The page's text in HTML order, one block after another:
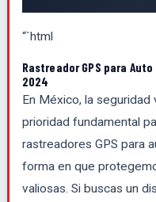
“`html
Rastreador GPS para
2024
En México, la seguridad
prioridad fundamental
rastreadores GPS para
forma en que
valiosas. Si buscas un